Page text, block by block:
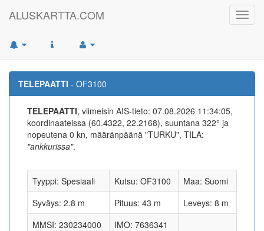
ALUSKARTTA.COM
TELEPAATTI - OF3100
TELEPAATTI, viimeisin AIS-tieto: 07.08.2026 11:34:05,
koordinaateissa (60.4322, 22.2168), suuntana 322° ja
nopeutena 0 kn, määränpäänä "TURKU", TILA:
"ankkurissa".
Tyyppi: Spesiaali Kutsu: OF3100
Maa: Suomi
Syväys: 2.8 m
Pituus: 43 m
Leveys: 8 m
MMSI: 230234000
IMO: 7636341